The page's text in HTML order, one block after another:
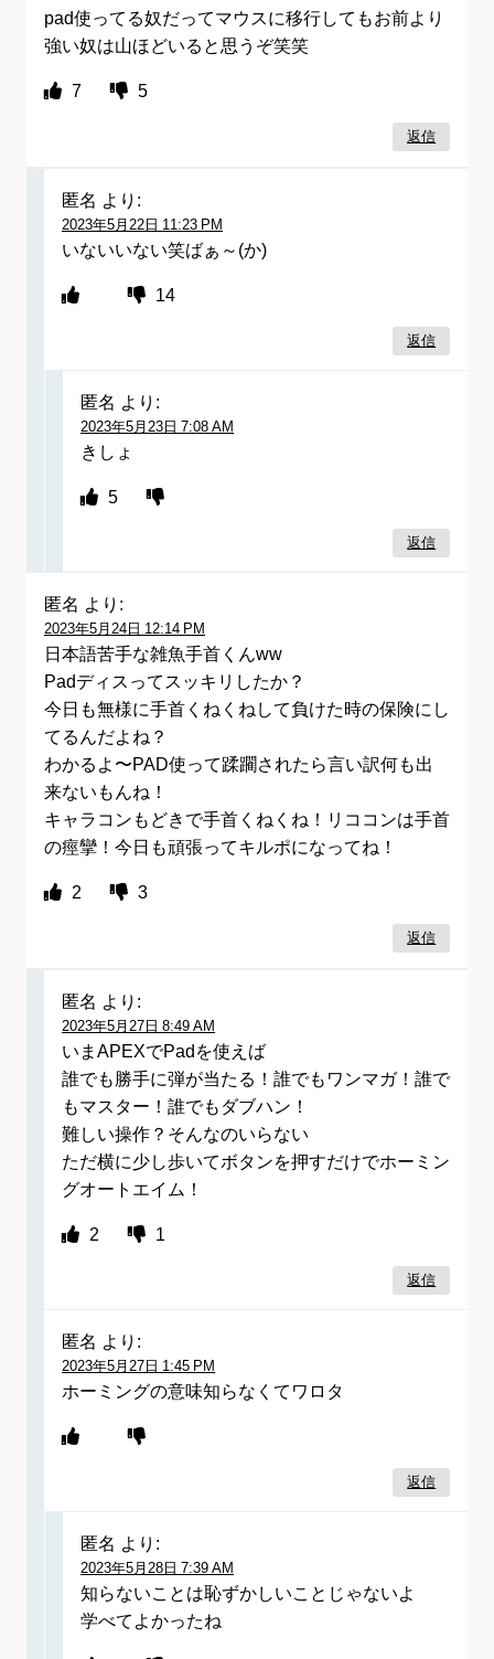
pad使ってる奴だってマウスに移行してもお前より
強い奴は山ほどいると思うぞ笑笑
7 5
返信
匿名 より:
2023年5月22日 11:23 PM
いないいない笑ばぁ～(か)
14
返信
匿名 より:
2023年5月23日 7:08 AM
きしょ
5
返信
匿名 より:
2023年5月24日 12:14 PM
日本語苦手な雑魚手首くんww
Padディスってスッキリしたか？
今日も無様に手首くねくねして負けた時の保険にし
てるんだよね？
わかるよ〜PAD使って蹂躙されたら言い訳何も出
来ないもんね！
キャラコンもどきで手首くねくね！リココンは手首
の痙攣！今日も頑張ってキルポになってね！
2 3
返信
匿名 より:
2023年5月27日 8:49 AM
いまAPEXでPadを使えば
誰でも勝手に弾が当たる！誰でもワンマガ！誰で
もマスター！誰でもダブハン！
難しい操作？そんなのいらない
ただ横に少し歩いてボタンを押すだけでホーミン
グオートエイム！
2 1
返信
匿名 より:
2023年5月27日 1:45 PM
ホーミングの意味知らなくてワロタ
返信
匿名 より:
2023年5月28日 7:39 AM
知らないことは恥ずかしいことじゃないよ
学べてよかったね